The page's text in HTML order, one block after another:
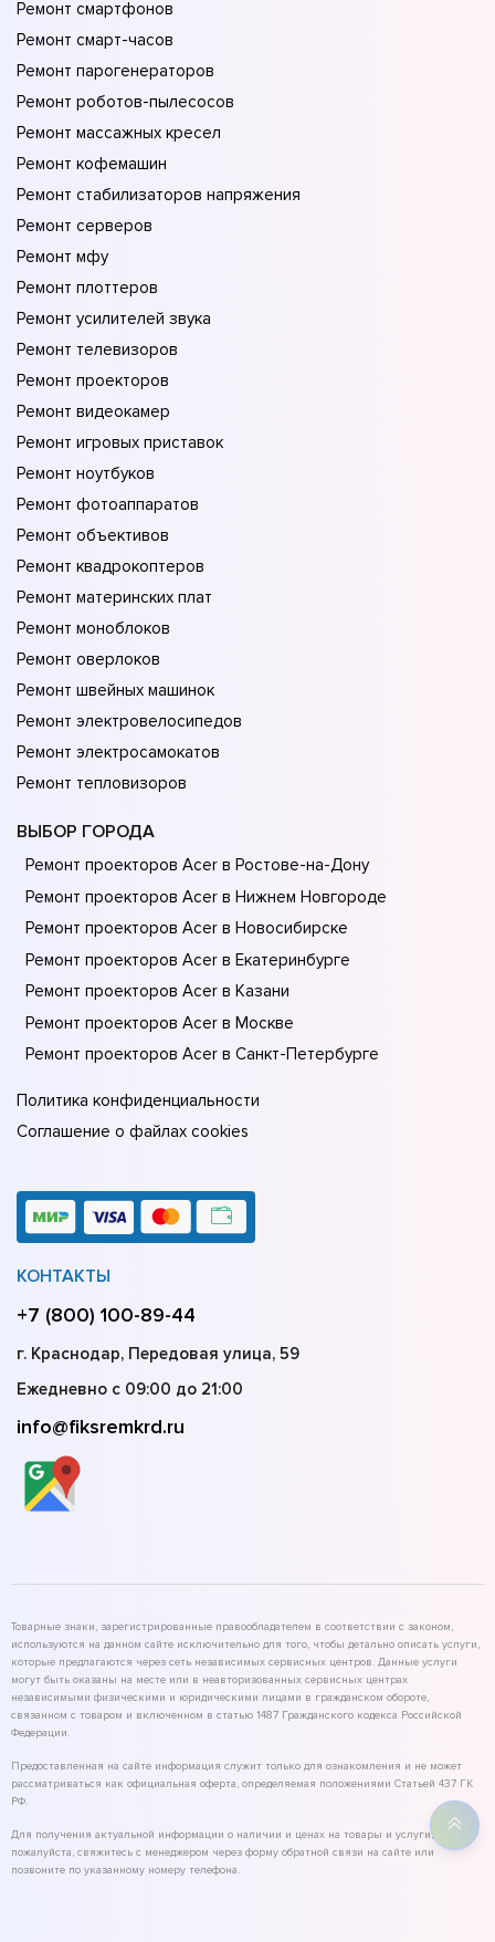
Ремонт смартфонов
Ремонт смарт-часов
Ремонт парогенераторов
Ремонт роботов-пылесосов
Ремонт массажных кресел
Ремонт кофемашин
Ремонт стабилизаторов напряжения
Ремонт серверов
Ремонт мфу
Ремонт плоттеров
Ремонт усилителей звука
Ремонт телевизоров
Ремонт проекторов
Ремонт видеокамер
Ремонт игровых приставок
Ремонт ноутбуков
Ремонт фотоаппаратов
Ремонт объективов
Ремонт квадрокоптеров
Ремонт материнских плат
Ремонт моноблоков
Ремонт оверлоков
Ремонт швейных машинок
Ремонт электровелосипедов
Ремонт электросамокатов
Ремонт тепловизоров
ВЫБОР ГОРОДА
Ремонт проекторов Acer в Ростове-на-Донy
Ремонт проекторов Acer в Нижнем Новгороде
Ремонт проекторов Acer в Новосибирске
Ремонт проекторов Acer в Екатеринбурге
Ремонт проекторов Acer в Казани
Ремонт проекторов Acer в Москве
Ремонт проекторов Acer в Санкт-Петербурге
Политика конфиденциальности
Соглашение о файлах cookies
КОНТАКТЫ
+7 (800) 100-89-44
г. Краснодар, Передовая улица, 59
Ежедневно с 09:00 до 21:00
info@fiksremkrd.ru
Товарные знаки, зарегистрированные правообладателем в соответствии с законом,
используются на данном сайте исключительно для того, чтобы детально описать услуги,
которые предлагаются через сеть независимых сервисных центров. Данные услуги
могут быть оказаны на месте или в неавторизованных сервисных центрах
независимыми физическими и юридическими лицами в гражданском обороте,
связанном с товаром и включенном в статью 1487 Гражданского кодекса Российской
Федерации.
Предоставленная на сайте информация служит только для ознакомления и не может
рассматриваться как официальная оферта, определяемая положениями Статьей 437 ГК
РФ.
Для получения актуальной информации о наличии и ценах на товары и услуги,
пожалуйста, свяжитесь с менеджером через форму обратной связи на сайте или
позвоните по указанному номеру телефона.